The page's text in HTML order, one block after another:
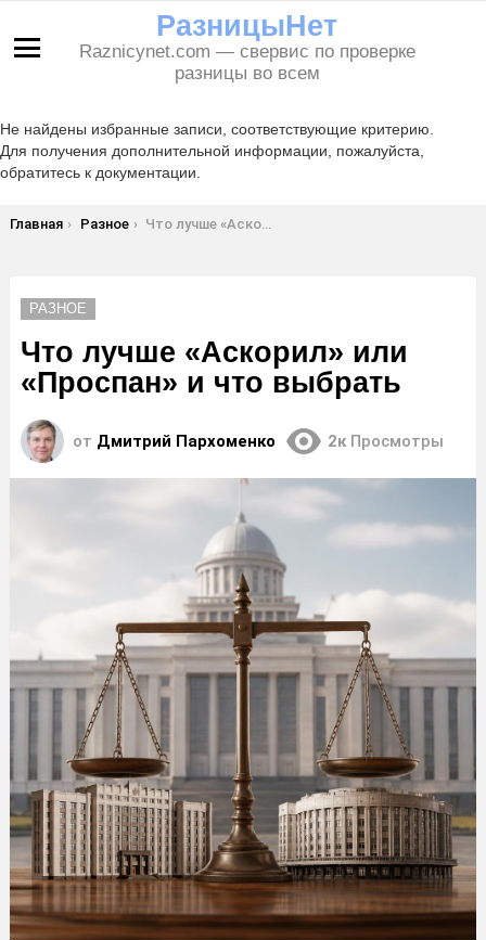
РазницыНет
Raznicynet.com — свервис по проверке
разницы во всем
Не найдены избранные записи, соответствующие критерию.
Для получения дополнительной информации, пожалуйста,
обратитесь к документации.
Вы здесь:
Главная Разное Что лучше «Аскорил» или «Проспан» и что выбрать
РАЗНОЕ
Что лучше «Аскорил» или
«Проспан» и что выбрать
от Дмитрий Пархоменко 2к Просмотры